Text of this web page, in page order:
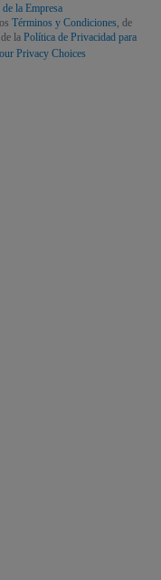
la Empresa
Términos y Condiciones , de
la Política de Privacidad para
Privacy Choices